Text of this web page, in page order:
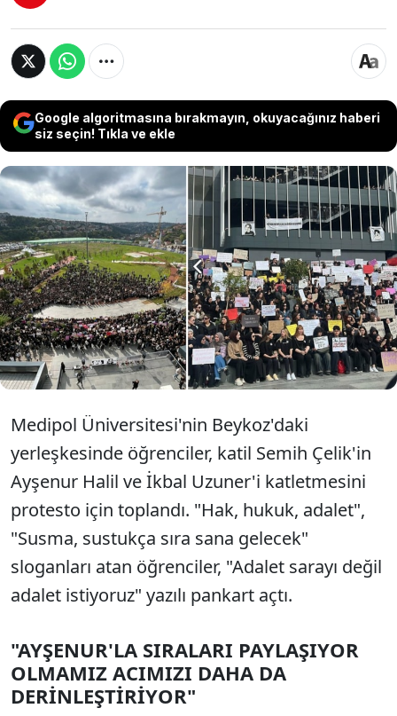
Google algoritmasına bırakmayın, okuyacağınız haberi
siz seçin! Tıkla ve ekle
Katil Semih Çelik tarafından geçen cuma günü
İkbal Uzuner ile birlikte katledilen Medipol
Üniversitesi Medya ve Görsel Sanatlar Bölümü
2. sınıf öğrencisi Ayşenur Halil'in üniversite
arkadaşları protesto gösterisi düzenledi.
Medipol Üniversitesi'nin Beykoz'daki
yerleşkesinde öğrenciler, katil Semih Çelik'in
Ayşenur Halil ve İkbal Uzuner'i katletmesini
protesto için toplandı. "Hak, hukuk, adalet",
"Susma, sustukça sıra sana gelecek"
sloganları atan öğrenciler, "Adalet sarayı değil
adalet istiyoruz" yazılı pankart açtı.
"AYŞENUR'LA SIRALARI PAYLAŞIYOR
OLMAMIZ ACIMIZI DAHA DA
DERİNLEŞTİRİYOR"